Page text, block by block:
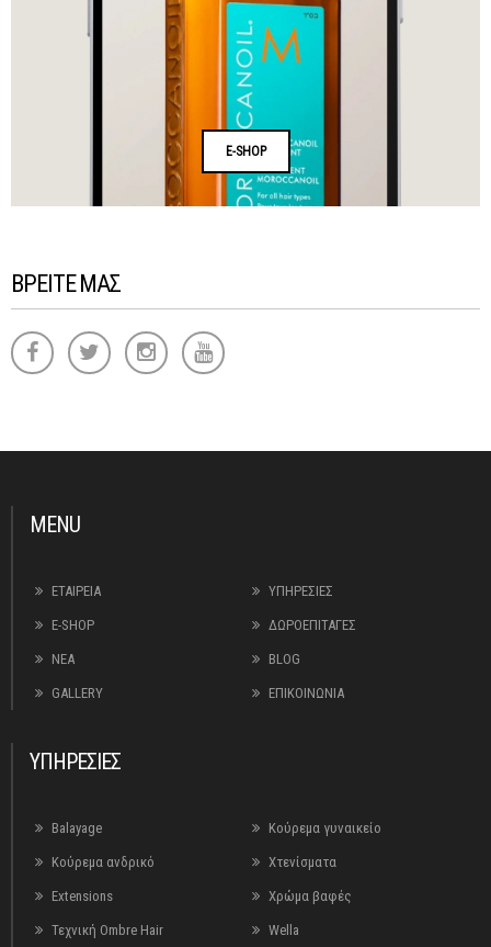
E-SHOP
ΒΡΕΙΤΕ ΜΑΣ
MENU
ΕΤΑΙΡΕΙΑ ΥΠΗΡΕΣΙΕΣ
E-SHOP ΔΩΡΟΕΠΙΤΑΓΕΣ
ΝΕΑ BLOG
GALLERY ΕΠΙΚΟΙΝΩΝΙΑ
ΥΠΗΡΕΣΙΕΣ
Balayage Κούρεμα γυναικείο
Κούρεμα ανδρικό Χτενίσματα
Extensions Χρώμα βαφές
Τεχνική Ombre Hair Wella